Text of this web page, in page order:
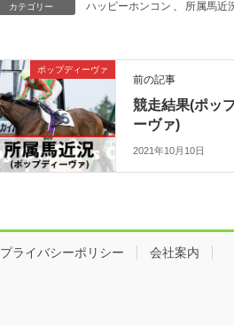
カテゴリー ハッピーホンコン 、 所属馬近
ポップディーヴァ
前の記事
競走結果(ポッ
ーヴァ)
2021年10月10日
プライバシーポリシー 会社案内